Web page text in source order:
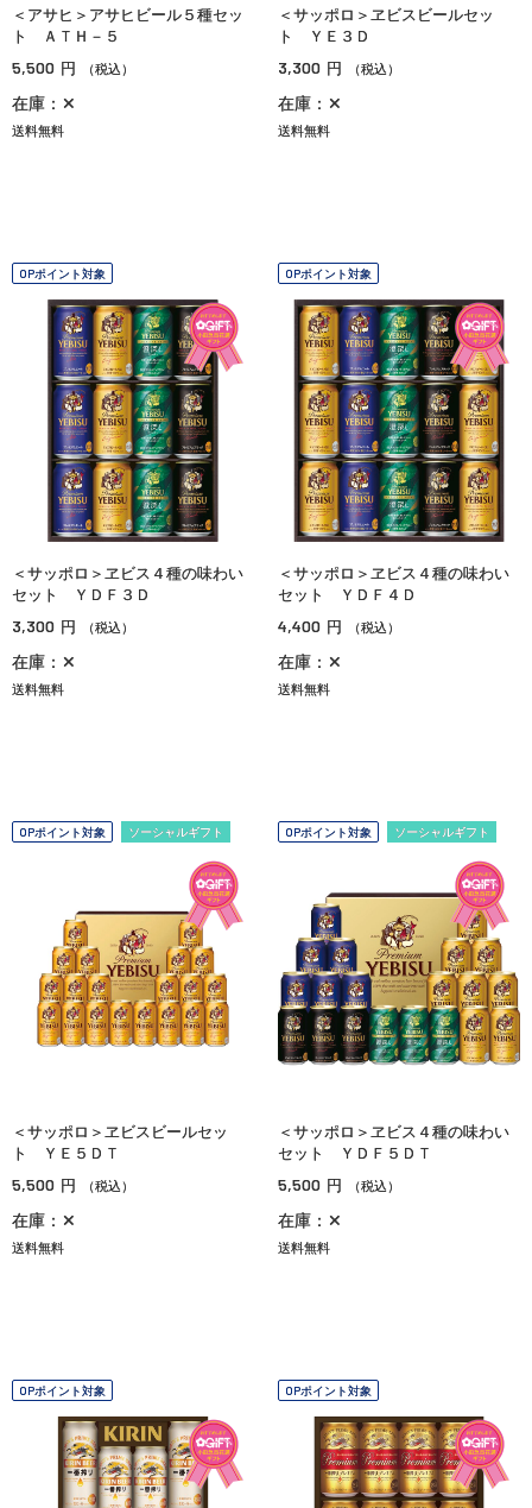
＜アサヒ＞アサヒビール５種セッ
ト ＡＴＨ－５
5,500 円 （税込）
在庫：✕
送料無料
＜サッポロ＞ヱビスビールセッ
ト ＹＥ３Ｄ
3,300 円 （税込）
在庫：✕
送料無料
OPポイント対象
＜サッポロ＞ヱビス４種の味わい
セット ＹＤＦ３Ｄ
3,300 円 （税込）
在庫：✕
送料無料
OPポイント対象
＜サッポロ＞ヱビス４種の味わい
セット ＹＤＦ４Ｄ
4,400 円 （税込）
在庫：✕
送料無料
OPポイント対象 ソーシャルギフト
＜サッポロ＞ヱビスビールセッ
ト ＹＥ５ＤＴ
5,500 円 （税込）
在庫：✕
送料無料
OPポイント対象 ソーシャルギフト
＜サッポロ＞ヱビス４種の味わい
セット ＹＤＦ５ＤＴ
5,500 円 （税込）
在庫：✕
送料無料
OPポイント対象 OPポイント対象